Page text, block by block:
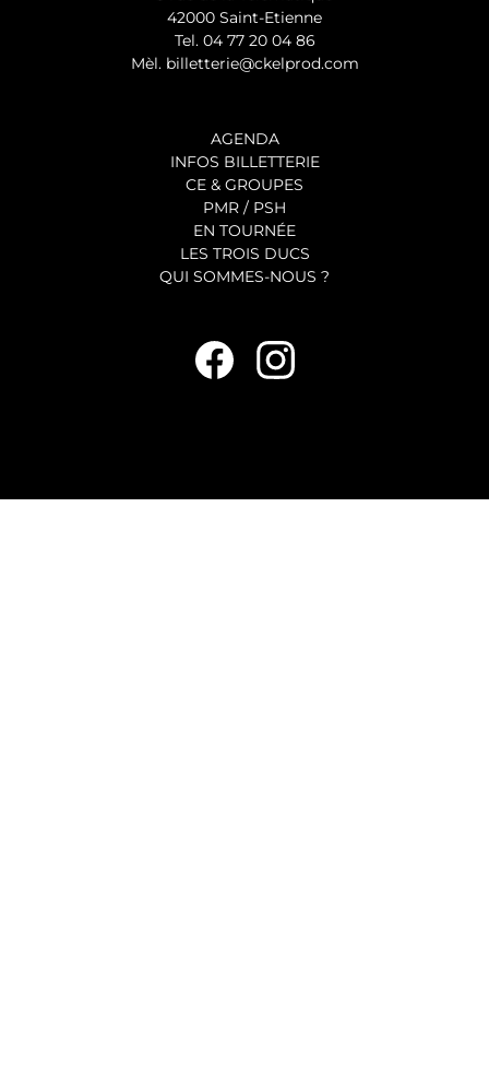
42000 Saint-Etienne
Tel. 04 77 20 04 86
Mèl. billetterie@ckelprod.com
AGENDA
INFOS BILLETTERIE
CE & GROUPES
PMR / PSH
EN TOURNÉE
LES TROIS DUCS
QUI SOMMES-NOUS ?